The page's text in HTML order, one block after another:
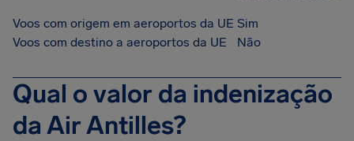
Voos com origem em aeroportos da UE Sim
Voos com destino a aeroportos da UE
Não
Qual o valor da indenização
da Air Antilles?